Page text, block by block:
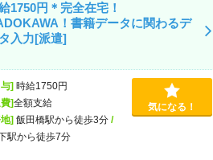
1750円＊完全在宅！
！書籍データに関わるデ
入力[派遣]
]時給1750円
]全額支給
]飯田橋駅から徒歩3分/
駅から徒歩7分
気になる！